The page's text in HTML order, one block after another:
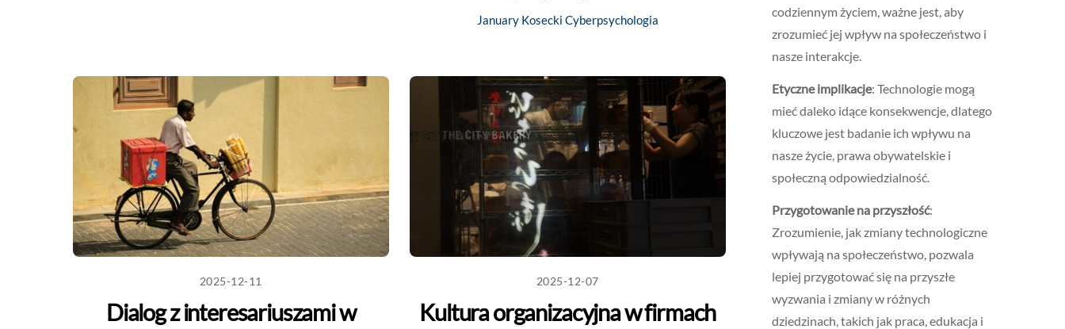
January Kosecki Cyberpsychologia
2025-12-11
Dialog z interesariuszami w
2025-12-07
Kultura organizacyjna w firmach
codziennym życiem, ważne jest, aby
zrozumieć jej wpływ na społeczeństwo i
nasze interakcje.
Etyczne implikacje: Technologie mogą
mieć daleko idące konsekwencje, dlatego
kluczowe jest badanie ich wpływu na
nasze życie, prawa obywatelskie i
społeczną odpowiedzialność.
Przygotowanie na przyszłość:
Zrozumienie, jak zmiany technologiczne
wpływają na społeczeństwo, pozwala
lepiej przygotować się na przyszłe
wyzwania i zmiany w różnych
dziedzinach, takich jak praca, edukacja i